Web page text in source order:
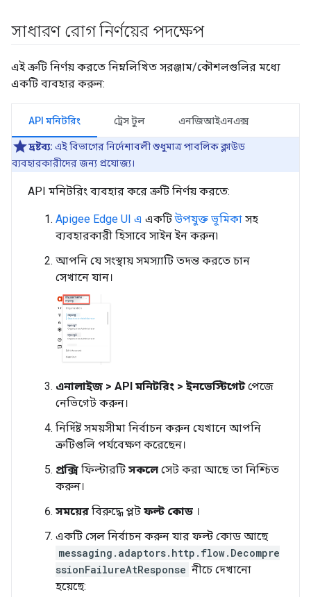
সাধারণ রোগ নির্ণয়ের পদক্ষেপ
এই ত্রুটি নির্ণয় করতে নিম্নলিখিত সরঞ্জাম/কৌশলগুলির মধ্যে
একটি ব্যবহার করুন:
API মনিটরিং ট্রেস টুল এনজিআইএনএক্স
দ্রষ্টব্য: এই বিভাগের নির্দেশাবলী শুধুমাত্র পাবলিক ক্লাউড
ব্যবহারকারীদের জন্য প্রযোজ্য।
API মনিটরিং ব্যবহার করে ত্রুটি নির্ণয় করতে:
Apigee Edge UI এ একটিউপযুক্ত ভূমিকা সহ
ব্যবহারকারী হিসাবে সাইন ইন করুন৷
আপনি যে সংস্থায় সমস্যাটি তদন্ত করতে চান
সেখানে যান।
এনালাইজ > API মনিটরিং > ইনভেস্টিগেটপেজে
নেভিগেট করুন।
নির্দিষ্ট সময়সীমা নির্বাচন করুন যেখানে আপনি
ত্রুটিগুলি পর্যবেক্ষণ করেছেন।
প্রক্সি ফিল্টারটি সকলে সেট করা আছে তা নিশ্চিত
করুন।
সময়ের বিরুদ্ধে প্লট ফল্ট কোড ।
একটি সেল নির্বাচন করুন যার ফল্ট কোড আছে
messaging.adaptors.http.flow.Decompre
ssionFailureAtResponse নীচে দেখানো
হয়েছে: